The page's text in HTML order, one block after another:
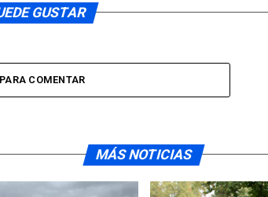
GUSTAR
COMENTAR
MÁS NOTICIAS